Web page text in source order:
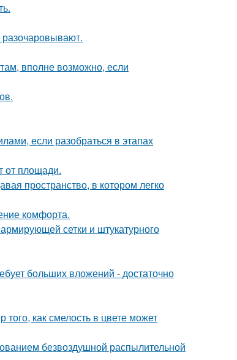
вполне возможно, если
если разобраться в этапах
от площади.
пространство, в котором легко
комфорта.
сетки и штукатурного
больших вложений - достаточно
как смелость в цвете может
безвоздушной распылительной